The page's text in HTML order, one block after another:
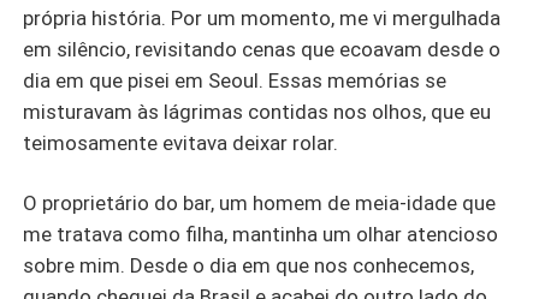
própria história. Por um momento, me vi mergulhada
em silêncio, revisitando cenas que ecoavam desde o
dia em que pisei em Seoul. Essas memórias se
misturavam às lágrimas contidas nos olhos, que eu
teimosamente evitava deixar rolar.
O proprietário do bar, um homem de meia-idade que
me tratava como filha, mantinha um olhar atencioso
sobre mim. Desde o dia em que nos conhecemos,